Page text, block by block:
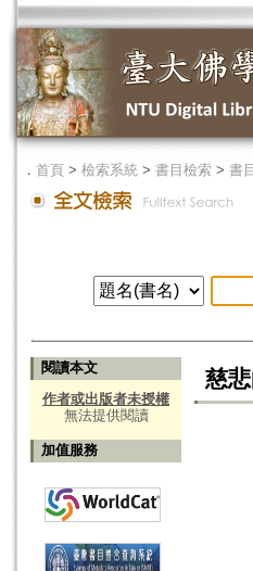
． 首頁 > 檢索系統 > 書目檢索 > 書
閱讀本文
作者或出版者未授權
無法提供閱讀
加值服務
慈悲